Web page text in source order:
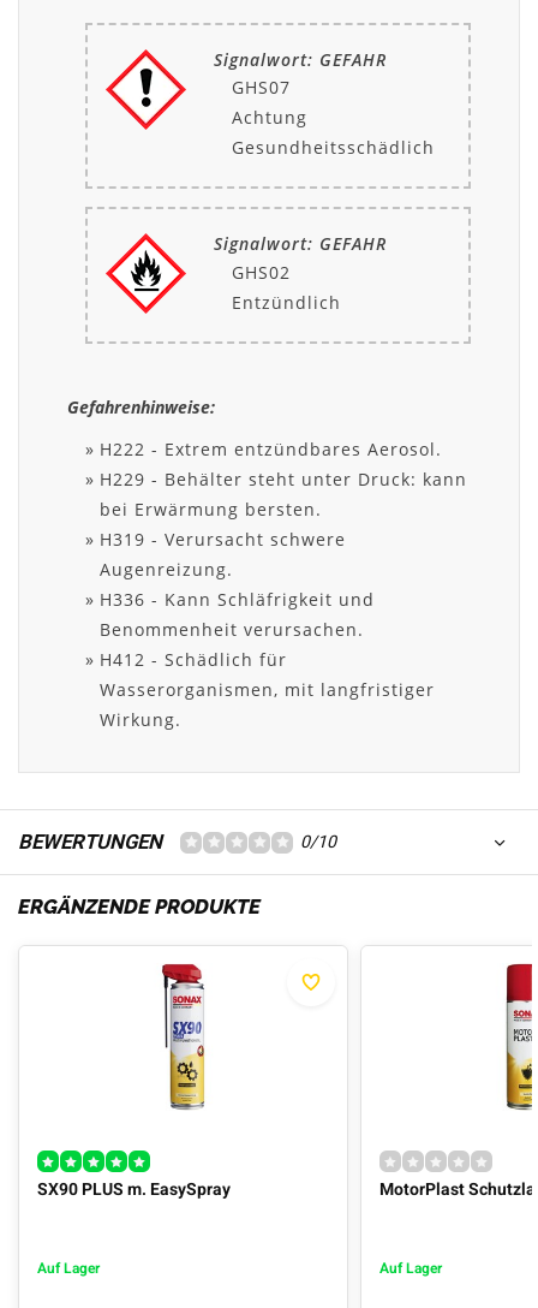
Signalwort: GEFAHR
GHS07
Achtung
Gesundheitsschädlich
Signalwort: GEFAHR
GHS02
Entzündlich
Gefahrenhinweise:
H222 - Extrem entzündbares Aerosol.
H229 - Behälter steht unter Druck: kann
bei Erwärmung bersten.
H319 - Verursacht schwere
Augenreizung.
H336 - Kann Schläfrigkeit und
Benommenheit verursachen.
H412 - Schädlich für
Wasserorganismen, mit langfristiger
Wirkung.
BEWERTUNGEN 0/10
ERGÄNZENDE PRODUKTE
SX90 PLUS m. EasySpray
Auf Lager
MotorPlast
Auf Lager